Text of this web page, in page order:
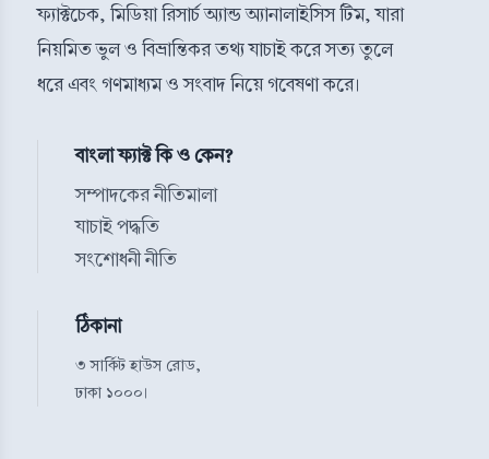
ফ্যাক্টচেক, মিডিয়া রিসার্চ অ্যান্ড অ্যানালাইসিস টিম, যারা
নিয়মিত ভুল ও বিভ্রান্তিকর তথ্য যাচাই করে সত্য তুলে
ধরে এবং গণমাধ্যম ও সংবাদ নিয়ে গবেষণা করে।
বাংলা ফ্যাক্ট কি ও কেন?
সম্পাদকের নীতিমালা
যাচাই পদ্ধতি
সংশোধনী নীতি
ঠিকানা
৩ সার্কিট হাউস রোড,
ঢাকা ১০০০।